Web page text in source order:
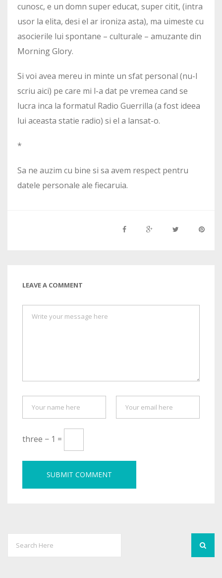
cunosc, e un domn super educat, super citit, (intra
usor la elita, desi el ar ironiza asta), ma uimeste cu
asocierile lui spontane – culturale – amuzante din
Morning Glory.
Si voi avea mereu in minte un sfat personal (nu-l
scriu aici) pe care mi l-a dat pe vremea cand se
lucra inca la formatul Radio Guerrilla (a fost ideea
lui aceasta statie radio) si el a lansat-o.
*
Sa ne auzim cu bine si sa avem respect pentru
datele personale ale fiecaruia.
LEAVE A COMMENT
three − 1 =